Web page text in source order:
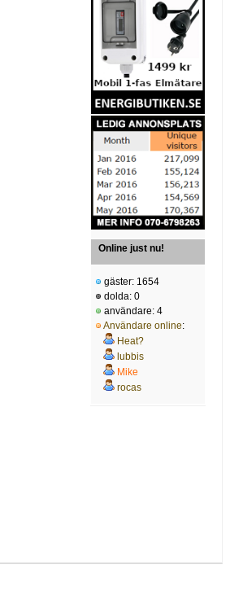
Online just nu!
gäster: 1654
dolda: 0
användare: 4
Användare online:
Heat?
lubbis
Mike
rocas